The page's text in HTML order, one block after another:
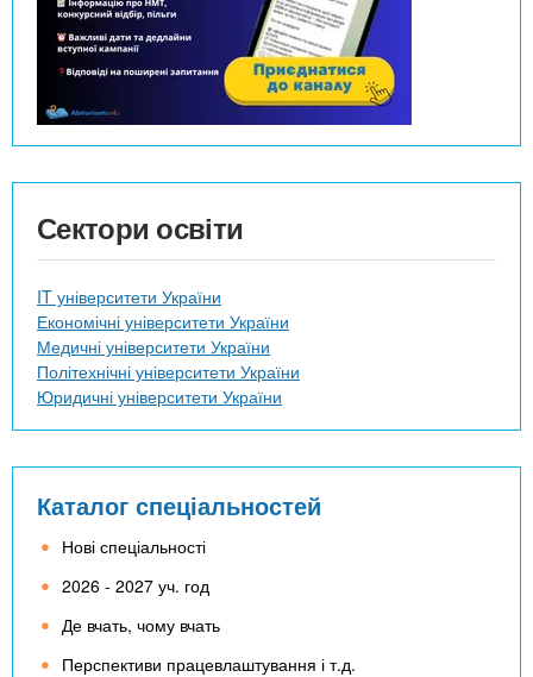
Сектори освіти
IT університети України
Економічні університети України
Медичні університети України
Політехнічні університети України
Юридичні університети України
Каталог спеціальностей
Нові спеціальності
2026 - 2027 уч. год
Де вчать, чому вчать
Перспективи працевлаштування і т.д.